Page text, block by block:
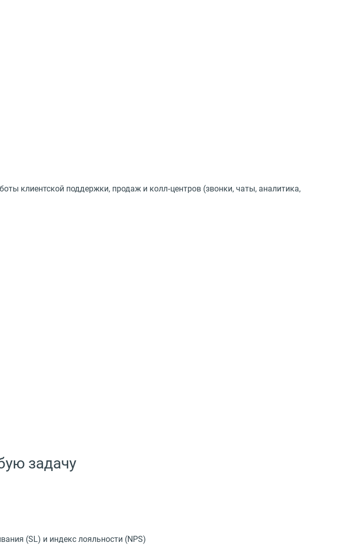
клиентской поддержки, продаж и колл‑центров (звонки, чаты, аналитика,
задачу
(SL) и индекс лояльности (NPS)